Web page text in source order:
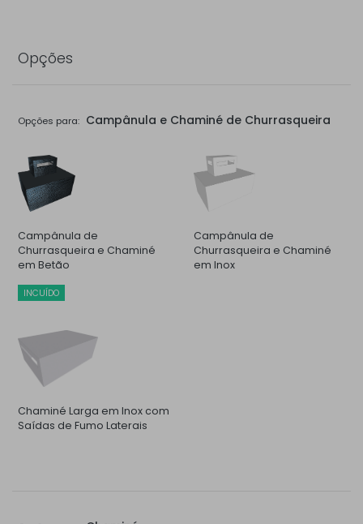
Opções
Opções para: Campânula e Chaminé de Churrasqueira
Campânula de
Churrasqueira e Chaminé
em Betão
INCUÍDO
Campânula de
Churrasqueira e Chaminé
em Inox
Chaminé Larga em Inox com
Saídas de Fumo Laterais